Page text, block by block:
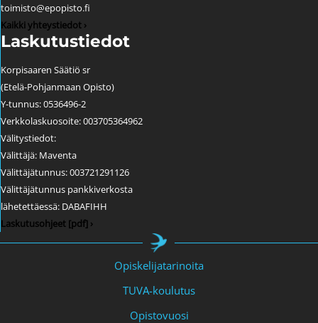
toimisto@epopisto.fi
Kaikki yhteystiedot ›
Laskutustiedot
Korpisaaren Säätiö sr
(Etelä-Pohjanmaan Opisto)
Y-tunnus: 0536496-2
Verkkolaskuosoite: 003705364962
Välitystiedot:
Välittäjä: Maventa
Välittäjätunnus: 003721291126
Välittäjätunnus pankkiverkosta
lähetettäessä: DABAFIHH
Laskutusohjeet [pdf] ›
Opiskelijatarinoita
TUVA-koulutus
Opistovuosi